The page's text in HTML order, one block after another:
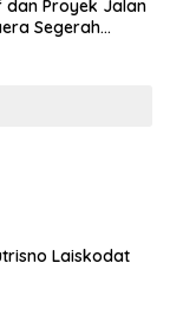
dan Proyek Jalan
Segerah
Laiskodat